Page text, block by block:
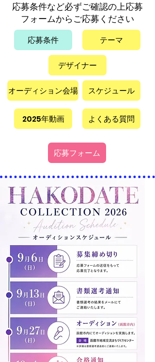
応募条件など必ずご確認の上応募
フォームからご応募ください
応募条件 テーマ
デザイナー
オーディション会場
2025年動画
スケジュール
よくある質問
応募フォーム